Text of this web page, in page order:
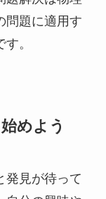
問題に適用す
。
めよう
発見が待って